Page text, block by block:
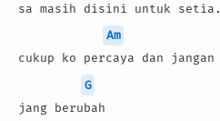
sa masih disini untuk
Am
cukup ko percaya dan jangan
G
jang berubah